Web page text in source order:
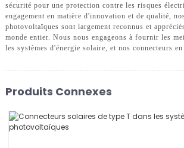
sécurité pour une protection contre les risques
engagement en matière d'innovation et de qualité,
photovoltaïques sont largement reconnus et
monde entier. Nous nous engageons à fournir les
les systèmes d'énergie solaire, et nos connecteurs en
Produits Connexes